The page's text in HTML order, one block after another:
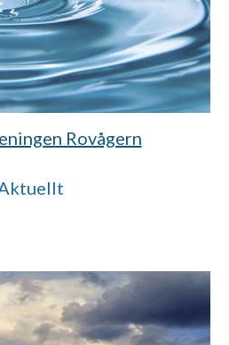
Rovågern